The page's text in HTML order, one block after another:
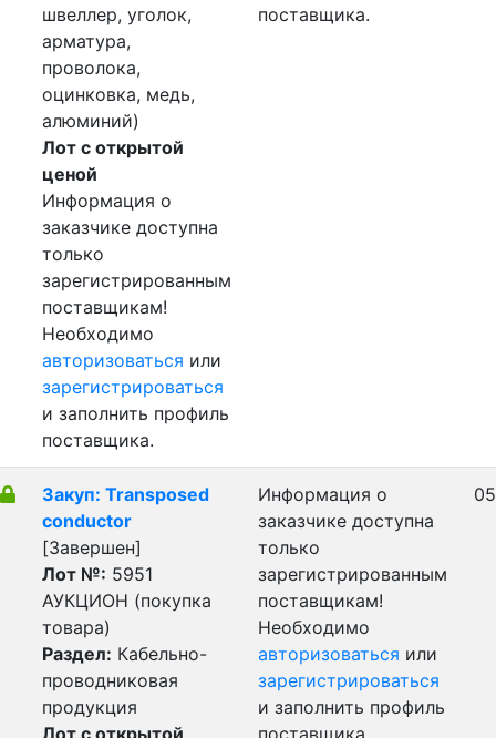
швеллер, уголок,
арматура,
проволока,
оцинковка, медь,
алюминий)
Лот с открытой
ценой
Информация о
заказчике доступна
только
зарегистрированным
поставщикам!
Необходимо
авторизоваться или
зарегистрироваться
и заполнить профиль
поставщика.
поставщика.
Закуп: Transposed
conductor
[Завершен]
Лот №: 5951
АУКЦИОН (покупка
товара)
Раздел: Кабельно-
проводниковая
продукция
Лот с открытой
Информация о
заказчике доступна
только
зарегистрированным
поставщикам!
Необходимо
авторизоваться или
зарегистрироваться
и заполнить профиль
поставщика.